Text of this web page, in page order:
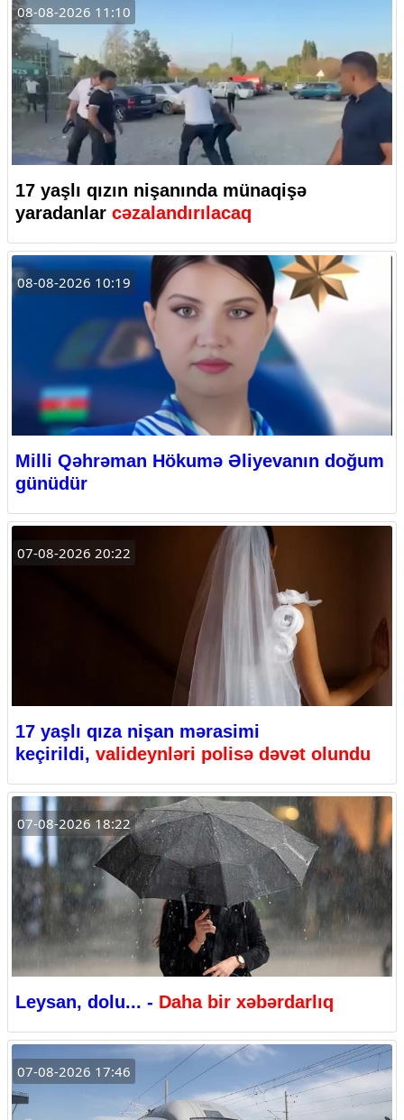
08-08-2026 11:10
17 yaşlı qızın nişanında münaqişə
yaradanlar cəzalandırılacaq
08-08-2026 10:19
Milli Qəhrəman Hökumə Əliyevanın doğum
günüdür
07-08-2026 20:22
17 yaşlı qıza nişan mərasimi
keçirildi, valideynləri polisə dəvət olundu
07-08-2026 18:22
Leysan, dolu... - Daha bir xəbərdarlıq
07-08-2026 17:46